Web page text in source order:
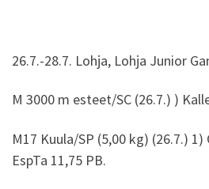
26.7.-28.7. Lohja, Lohja Junior
M 3000 m esteet/SC (26.7.) )
M17 Kuula/SP (5,00 kg) (26.7.)
EspTa 11,75 PB.